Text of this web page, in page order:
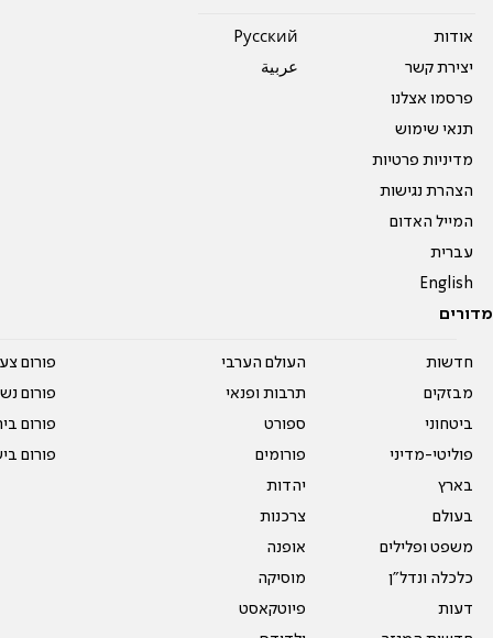
אודות
יצירת קשר
פרסמו אצלנו
תנאי שימוש
מדיניות פרטיות
הצהרת נגישות
המייל האדום
עברית
English
Pусский
عربية
מדורים
חדשות
מבזקים
ביטחוני
פוליטי-מדיני
בארץ
בעולם
משפט ופלילים
כלכלה ונדל"ן
דעות
העולם הערבי
תרבות ופנאי
ספורט
פורומים
יהדות
צרכנות
אופנה
מוסיקה
פיוטקאסט
פורום
פורום
פורום
פורום